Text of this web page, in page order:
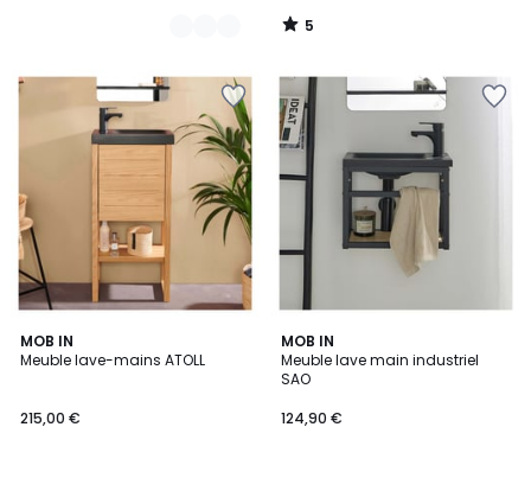
5
/
MOB IN
Meuble lave-mains ATOLL
215,00 €
2
Couleurs
MOB IN
Meuble lave main industriel
SAO
124,90 €